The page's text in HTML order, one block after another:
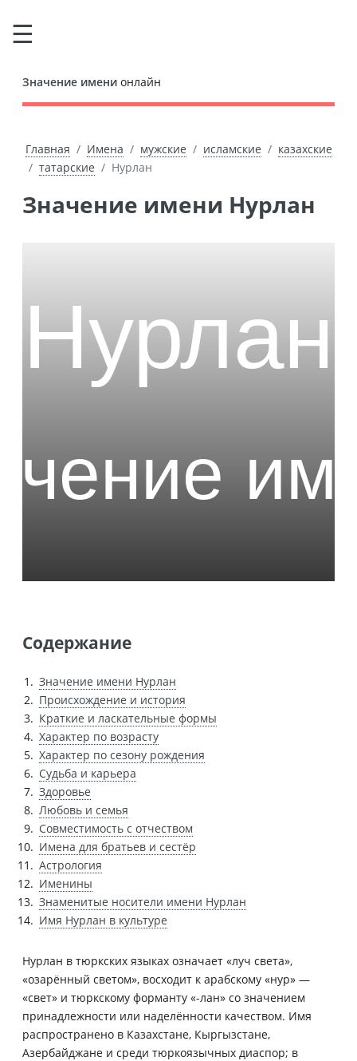
Значение имени онлайн
Главная Имена мужские исламские
казахские
татарские
Нурлан
Значение имени Нурлан
Содержание
Значение имени Нурлан
Происхождение и история
Краткие и ласкательные формы
Характер по возрасту
Характер по сезону рождения
Судьба и карьера
Здоровье
Любовь и семья
Совместимость с отчеством
Имена для братьев и сестёр
Астрология
Именины
Знаменитые носители имени Нурлан
Имя Нурлан в культуре
Нурлан в тюркских языках означает «луч света»,
«озарённый светом», восходит к арабскому «нур» —
«свет» и тюркскому форманту «-лан» со значением
принадлежности или наделённости качеством. Имя
распространено в Казахстане, Кыргызстане,
Азербайджане и среди тюркоязычных диаспор; в